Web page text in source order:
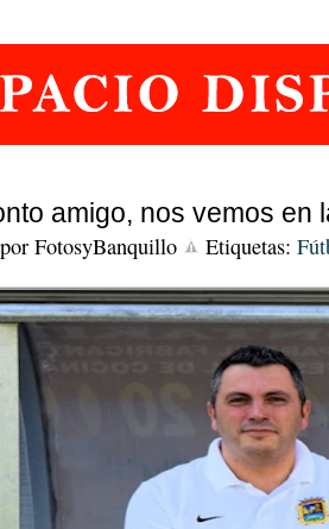
amigo, nos vemos en
FotosyBanquillo Etiquetas: